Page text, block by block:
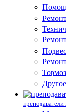
Другое
преподаватели